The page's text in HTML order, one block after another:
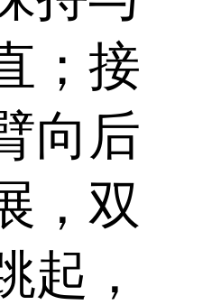
；接
向后
，双
起，